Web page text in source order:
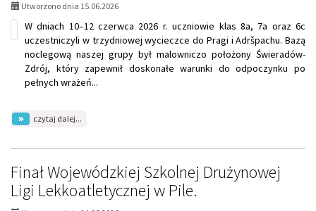
–
Uczennice
SP4
powiatowym
konkursie
języka
Utworzono dnia 15.06.2026
W dniach 10–12 czerwca 2026 r. uczniowie klas 8a, 7a oraz 6c
uczestniczyli w trzydniowej wycieczce do Pragi i Adršpachu. Bazą
noclegową naszej grupy był malowniczo położony Świeradów-
Zdrój, który zapewnił doskonałe warunki do odpoczynku po
pełnych wrażeń...
czytaj dalej...
do
Pragi
i
Adršpachu
Finał Wojewódzkiej Szkolnej Drużynowej
Ligi Lekkoatletycznej w Pile.